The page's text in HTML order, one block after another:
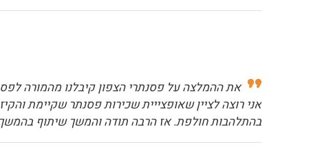
את ההמלצה על פסנתרי הצפון קיבלנו מהמורה
אני רוצה לציין שאופצייית שכירות פסנתר שקיימת
בהתלהבות חולפת. אז הרבה תודה והמשך שיתוף